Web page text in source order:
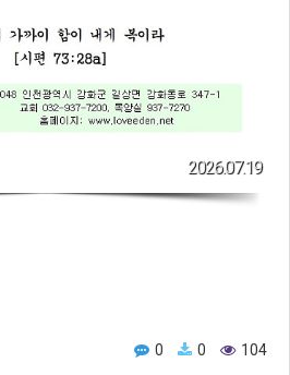
2026.07.19
0 0 104